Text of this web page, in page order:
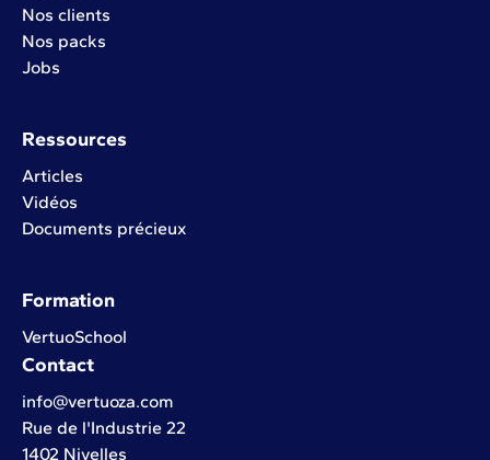
Nos clients
Nos packs
Jobs
Ressources
Articles
Vidéos
Documents précieux
Formation
VertuoSchool
Contact
info@vertuoza.com
Rue de l'Industrie 22
1402 Nivelles